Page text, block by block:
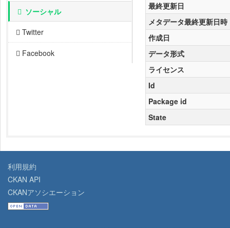
ソーシャル
Twitter
Facebook
最終更新日
メタデータ最終更新日時
作成日
データ形式
ライセンス
Id
Package id
State
利用規約
CKAN API
CKANアソシエーション